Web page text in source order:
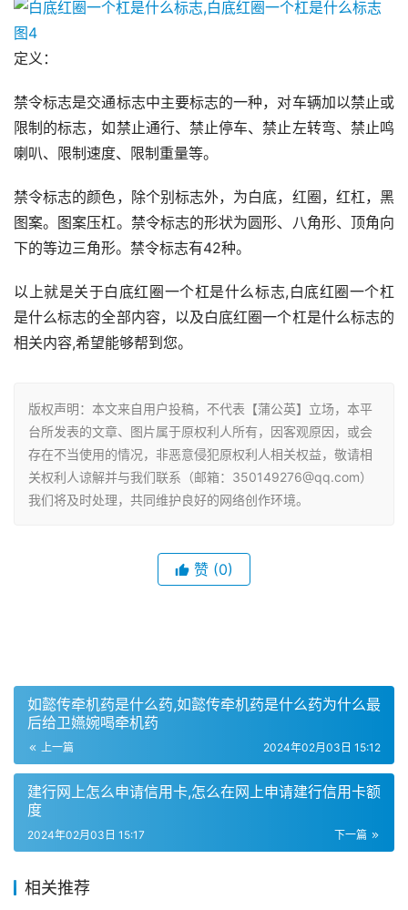
定义：
禁令标志是交通标志中主要标志的一种，对车辆加以禁止或
限制的标志，如禁止通行、禁止停车、禁止左转弯、禁止鸣
喇叭、限制速度、限制重量等。
禁令标志的颜色，除个别标志外，为白底，红圈，红杠，黑
图案。图案压杠。禁令标志的形状为圆形、八角形、顶角向
下的等边三角形。禁令标志有42种。
以上就是关于白底红圈一个杠是什么标志,白底红圈一个杠
是什么标志的全部内容，以及白底红圈一个杠是什么标志的
相关内容,希望能够帮到您。
版权声明：本文来自用户投稿，不代表【蒲公英】立场，本平
台所发表的文章、图片属于原权利人所有，因客观原因，或会
存在不当使用的情况，非恶意侵犯原权利人相关权益，敬请相
关权利人谅解并与我们联系（邮箱：350149276@qq.com）
我们将及时处理，共同维护良好的网络创作环境。
赞 (0)
如懿传牵机药是什么药,如懿传牵机药是什么药为什么最
后给卫嬿婉喝牵机药
上一篇 2024年02月03日 15:12
建行网上怎么申请信用卡,怎么在网上申请建行信用卡额
度
下一篇
2024年02月03日 15:17
相关推荐